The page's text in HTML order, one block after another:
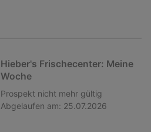
Hieber's Frischecenter: Meine
Woche
Prospekt nicht mehr gültig
Abgelaufen am: 25.07.2026